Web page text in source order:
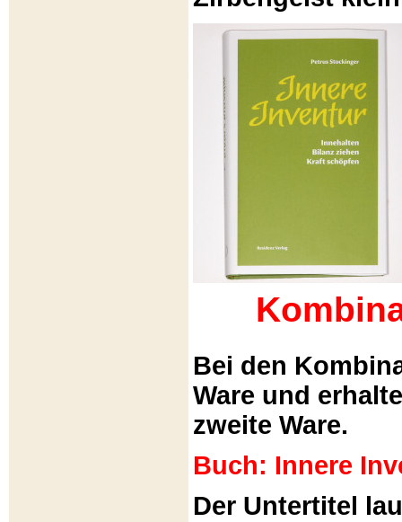
Bei den
Ware und
zweite Ware.
Buch: Innere
Der Untertitel